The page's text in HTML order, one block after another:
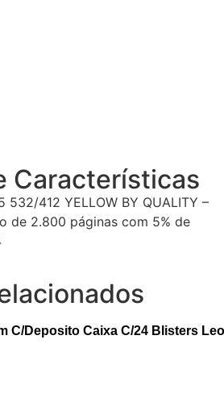
Características
532/412 YELLOW BY QUALITY –
de 2.800 páginas com 5% de
C/Deposito Caixa C/24 Blisters